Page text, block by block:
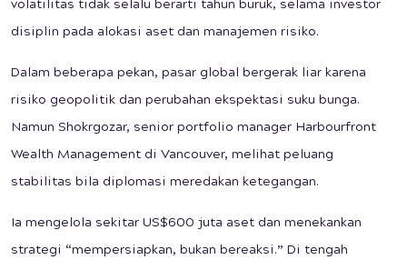
volatilitas tidak selalu berarti tahun buruk, selama investor
disiplin pada alokasi aset dan manajemen risiko.
Dalam beberapa pekan, pasar global bergerak liar karena
risiko geopolitik dan perubahan ekspektasi suku bunga.
Namun Shokrgozar, senior portfolio manager Harbourfront
Wealth Management di Vancouver, melihat peluang
stabilitas bila diplomasi meredakan ketegangan.
Ia mengelola sekitar US$600 juta aset dan menekankan
strategi “mempersiapkan, bukan bereaksi.” Di tengah